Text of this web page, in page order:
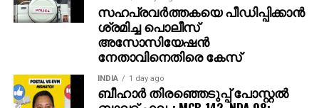
റിപ്പോര്‍ട്ട് ചെയ്യുന്നതിനിടെ ഒരു
മാധ്യമപ്രവര്‍ത്തകനെ ആക്രമിച്ച സംഭവമുള്‍പ്പെടെ
നിരവധി കേസുകളും ഇയാള്‍ക്കെതിരെയുണ്ട്. ഒരു
ദിവസം കസ്റ്റഡിയിലായിരുന്ന പ്രതികള്‍ക്കെതിരെ
തെളിവില്ലെന്ന് പറഞ്ഞ് അടുത്തദിവസം തന്നെ ജഡ്ജി
ജാമ്യം നല്‍കുകയായിരുന്നു.
സഹപ്രവര്‍ത്തകയെ പീഡിപ്പിക്കാന്‍
ശ്രമിച്ച പൊലീസ്
അസോസിയേഷന്‍
നേതാവിനെതിരെ കേസ്
INDIA 1 day ago
ബീഹാർ തിരഞ്ഞെടുപ്പ് പോസ്റ്റൽ